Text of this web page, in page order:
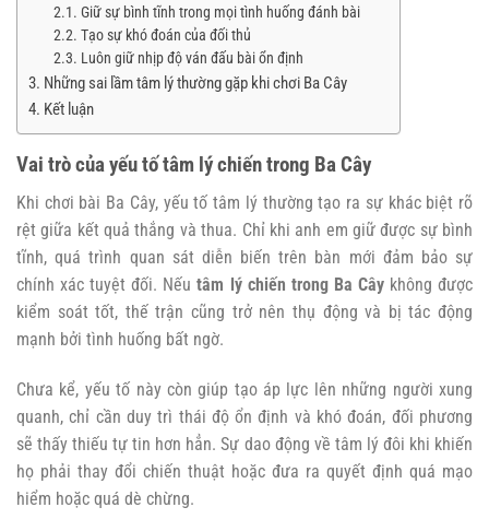
Giữ sự bình tĩnh trong mọi tình huống đánh bài
Tạo sự khó đoán của đối thủ
Luôn giữ nhịp độ ván đấu bài ổn định
Những sai lầm tâm lý thường gặp khi chơi Ba Cây
Kết luận
Vai trò của yếu tố tâm lý chiến trong Ba Cây
Khi chơi bài Ba Cây, yếu tố tâm lý thường tạo ra sự khác biệt rõ
rệt giữa kết quả thắng và thua. Chỉ khi anh em giữ được sự bình
tĩnh, quá trình quan sát diễn biến trên bàn mới đảm bảo sự
chính xác tuyệt đối. Nếutâm lý chiến trong Ba Câykhông được
kiểm soát tốt, thế trận cũng trở nên thụ động và bị tác động
mạnh bởi tình huống bất ngờ.
Chưa kể, yếu tố này còn giúp tạo áp lực lên những người xung
quanh, chỉ cần duy trì thái độ ổn định và khó đoán, đối phương
sẽ thấy thiếu tự tin hơn hẳn. Sự dao động về tâm lý đôi khi khiến
họ phải thay đổi chiến thuật hoặc đưa ra quyết định quá mạo
hiểm hoặc quá dè chừng.